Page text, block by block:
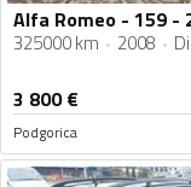
Alfa Romeo - 159 -
325000 km 2008
3 800€
Podgorica